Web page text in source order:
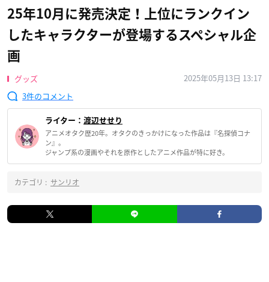
25年10月に発売決定！上位にランクイン
したキャラクターが登場するスペシャル企
画
グッズ
2025年05月13日 13:17
3
ライター： 渡辺せせり
アニメオタク歴20年。オタクのきっかけになった作品は『名探偵コナ
ン』。
ジャンプ系の漫画やそれを原作としたアニメ作品が特に好き。
カテゴリ : サンリオ